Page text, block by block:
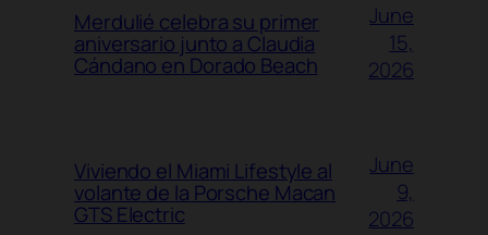
Merdulié celebra su primer
aniversario junto a Claudia
Cándano en Dorado Beach
June
15,
2026
Viviendo el Miami Lifestyle al
volante de la Porsche Macan
GTS Electric
June
9,
2026